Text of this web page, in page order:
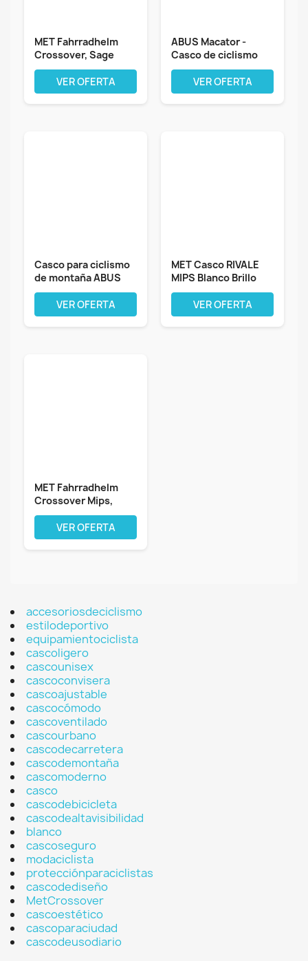
MET Fahrradhelm
Crossover, Sage
Hellgrün matt,...
VER OFERTA
ABUS Macator -
Casco de ciclismo
deportivo para...
VER OFERTA
Casco para ciclismo
de montaña ABUS
MoDrop -...
VER OFERTA
MET Casco RIVALE
MIPS Blanco Brillo
T.M 56-58,...
VER OFERTA
MET Fahrradhelm
Crossover Mips,
Weiß matt, M,...
VER OFERTA
accesoriosdeciclismo
estilodeportivo
equipamientociclista
cascoligero
cascounisex
cascoconvisera
cascoajustable
cascocómodo
cascoventilado
cascourbano
cascodecarretera
cascodemontaña
cascomoderno
casco
cascodebicicleta
cascodealtavisibilidad
blanco
cascoseguro
modaciclista
protecciónparaciclistas
cascodediseño
MetCrossover
cascoestético
cascoparaciudad
cascodeusodiario